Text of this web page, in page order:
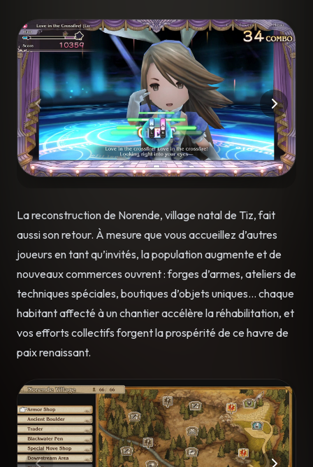
La reconstruction de Norende, village natal de Tiz, fait
aussi son retour. À mesure que vous accueillez d’autres
joueurs en tant qu’invités, la population augmente et de
nouveaux commerces ouvrent : forges d’armes, ateliers de
techniques spéciales, boutiques d’objets uniques… chaque
habitant affecté à un chantier accélère la réhabilitation, et
vos efforts collectifs forgent la prospérité de ce havre de
paix renaissant.